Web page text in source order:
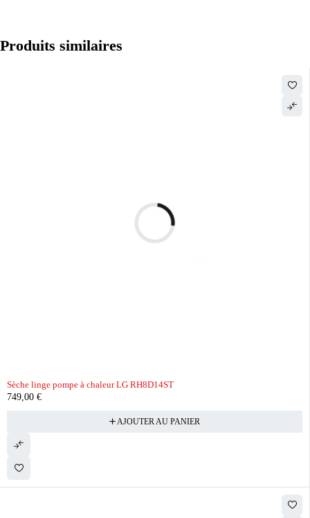
Produits similaires
Sèche linge pompe à chaleur LG RH8D14ST
749,00 €
AJOUTER AU PANIER